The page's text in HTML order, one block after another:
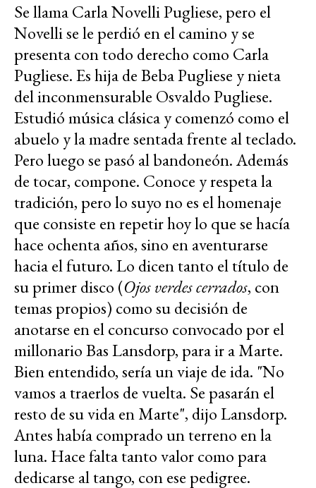
Se llama Carla Novelli Pugliese, pero el
Novelli se le perdió en el camino y se
presenta con todo derecho como Carla
Pugliese. Es hija de Beba Pugliese y nieta
del inconmensurable Osvaldo Pugliese.
Estudió música clásica y comenzó como el
abuelo y la madre sentada frente al teclado.
Pero luego se pasó al bandoneón. Además
de tocar, compone. Conoce y respeta la
tradición, pero lo suyo no es el homenaje
que consiste en repetir hoy lo que se hacía
hace ochenta años, sino en aventurarse
hacia el futuro. Lo dicen tanto el título de
su primer disco (Ojos verdes cerrados, con
temas propios) como su decisión de
anotarse en el concurso convocado por el
millonario Bas Lansdorp, para ir a Marte.
Bien entendido, sería un viaje de ida. "No
vamos a traerlos de vuelta. Se pasarán el
resto de su vida en Marte", dijo Lansdorp.
Antes había comprado un terreno en la
luna. Hace falta tanto valor como para
dedicarse al tango, con ese pedigree.